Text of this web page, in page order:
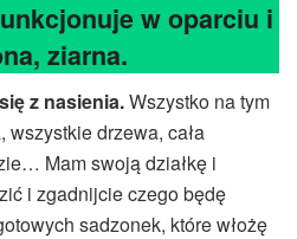
w oparciu i
ziarna.
z nasienia.Wszystko na tym
wszystkie drzewa, cała
Mam swoją działkę i
i zgadnijcie czego będę
sadzonek, które włożę